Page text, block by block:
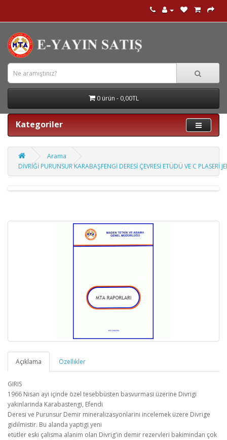
0 ürün - 0,00TL
Kategoriler
Arama
DİVRİĞİ PURUNSUR KARABAŞFENGİ DERESİ ÇEVRESİ ETÜDÜ VE C PLASERİ
Açıklama Özellikler
GIRIS
1966 Nisan ayi içinde özel tesebbüsten basvurmasi üzerine Divrigi
yakinlarinda Karabastengi, Efendi
Deresi ve Purunsur Demir mineralizasyonlarini incelemek üzere Divrige
gidilmistir. Bu alanda yaptigi yeni
etütler eski çalisma alanim olan Divrig'in demir rezervleri bakimindan çok